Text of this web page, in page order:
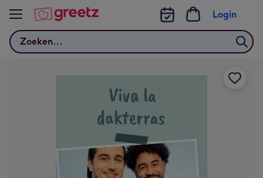
Bekijk meer
Zoeken
Login